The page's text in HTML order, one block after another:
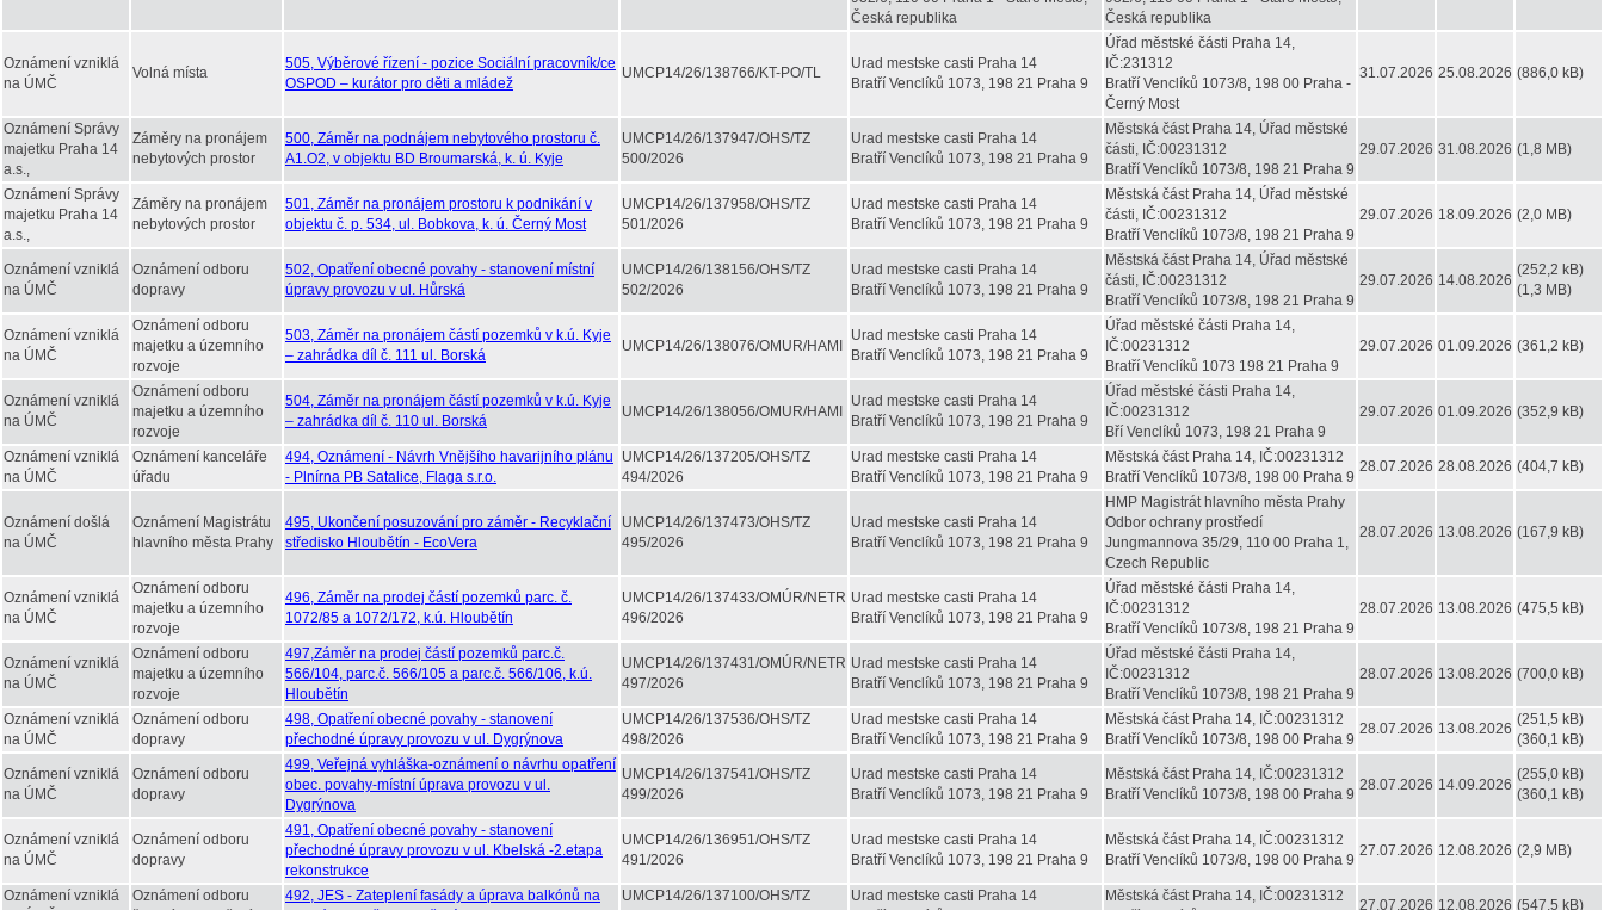
Česká republika
Česká republika
Oznámení vzniklá
na ÚMČ
Volná místa
505, Výběrové řízení - pozice Sociální pracovník/ce
OSPOD – kurátor pro děti a mládež
UMCP14/26/138766/KT-PO/TL
Urad mestske casti Praha 14
Bratří Venclíků 1073, 198 21 Praha 9
Úřad městské části Praha 14,
IČ:231312
Bratří Venclíků 1073/8, 198 00 Praha -
Černý Most
31.07.2026 25.08.2026 (886,0 kB)
Oznámení Správy
majetku Praha 14
a.s.,
Záměry na pronájem
nebytových prostor
500, Záměr na podnájem nebytového prostoru č.
A1.O2, v objektu BD Broumarská, k. ú. Kyje
UMCP14/26/137947/OHS/TZ
500/2026
Urad mestske casti Praha 14
Bratří Venclíků 1073, 198 21 Praha 9
Městská část Praha 14, Úřad městské
části, IČ:00231312
Bratří Venclíků 1073/8, 198 21 Praha 9
29.07.2026 31.08.2026 (1,8 MB)
Oznámení Správy
majetku Praha 14
a.s.,
Záměry na pronájem
nebytových prostor
501, Záměr na pronájem prostoru k podnikání v
objektu č. p. 534, ul. Bobkova, k. ú. Černý Most
UMCP14/26/137958/OHS/TZ
501/2026
Urad mestske casti Praha 14
Bratří Venclíků 1073, 198 21 Praha 9
Městská část Praha 14, Úřad městské
části, IČ:00231312
Bratří Venclíků 1073/8, 198 21 Praha 9
29.07.2026 18.09.2026 (2,0 MB)
Oznámení vzniklá
na ÚMČ
Oznámení odboru
dopravy
502, Opatření obecné povahy - stanovení místní
úpravy provozu v ul. Hůrská
UMCP14/26/138156/OHS/TZ
502/2026
Urad mestske casti Praha 14
Bratří Venclíků 1073, 198 21 Praha 9
Městská část Praha 14, Úřad městské
části, IČ:00231312
Bratří Venclíků 1073/8, 198 21 Praha 9
29.07.2026 14.08.2026
(252,2 kB)
(1,3 MB)
Oznámení vzniklá
na ÚMČ
Oznámení odboru
majetku a územního
rozvoje
503, Záměr na pronájem částí pozemků v k.ú. Kyje
– zahrádka díl č. 111 ul. Borská
UMCP14/26/138076/OMUR/HAMI
Urad mestske casti Praha 14
Bratří Venclíků 1073, 198 21 Praha 9
Úřad městské části Praha 14,
IČ:00231312
Bratří Venclíků 1073 198 21 Praha 9
29.07.2026 01.09.2026 (361,2 kB)
Oznámení vzniklá
na ÚMČ
Oznámení odboru
majetku a územního
rozvoje
504, Záměr na pronájem částí pozemků v k.ú. Kyje
– zahrádka díl č. 110 ul. Borská
UMCP14/26/138056/OMUR/HAMI
Urad mestske casti Praha 14
Bratří Venclíků 1073, 198 21 Praha 9
Úřad městské části Praha 14,
IČ:00231312
Bří Venclíků 1073, 198 21 Praha 9
29.07.2026 01.09.2026 (352,9 kB)
Oznámení vzniklá
na ÚMČ
Oznámení kanceláře
úřadu
494, Oznámení - Návrh Vnějšího havarijního plánu
- Plnírna PB Satalice, Flaga s.r.o.
UMCP14/26/137205/OHS/TZ
494/2026
Urad mestske casti Praha 14
Bratří Venclíků 1073, 198 21 Praha 9
Městská část Praha 14, IČ:00231312
Bratří Venclíků 1073/8, 198 00 Praha 9
28.07.2026 28.08.2026 (404,7 kB)
Oznámení došlá
na ÚMČ
Oznámení Magistrátu
hlavního města Prahy
495, Ukončení posuzování pro záměr - Recyklační
středisko Hloubětín - EcoVera
UMCP14/26/137473/OHS/TZ
495/2026
Urad mestske casti Praha 14
Bratří Venclíků 1073, 198 21 Praha 9
HMP Magistrát hlavního města Prahy
Odbor ochrany prostředí
Jungmannova 35/29, 110 00 Praha 1,
Czech Republic
28.07.2026 13.08.2026 (167,9 kB)
Oznámení vzniklá
na ÚMČ
Oznámení odboru
majetku a územního
rozvoje
496, Záměr na prodej částí pozemků parc. č.
1072/85 a 1072/172, k.ú. Hloubětín
UMCP14/26/137433/OMÚR/NETR
496/2026
Urad mestske casti Praha 14
Bratří Venclíků 1073, 198 21 Praha 9
Úřad městské části Praha 14,
IČ:00231312
Bratří Venclíků 1073/8, 198 21 Praha 9
28.07.2026 13.08.2026 (475,5 kB)
Oznámení vzniklá
na ÚMČ
Oznámení odboru
majetku a územního
rozvoje
497,Záměr na prodej částí pozemků parc.č.
566/104, parc.č. 566/105 a parc.č. 566/106, k.ú.
Hloubětín
UMCP14/26/137431/OMÚR/NETR
497/2026
Urad mestske casti Praha 14
Bratří Venclíků 1073, 198 21 Praha 9
Úřad městské části Praha 14,
IČ:00231312
Bratří Venclíků 1073/8, 198 21 Praha 9
28.07.2026 13.08.2026 (700,0 kB)
Oznámení vzniklá
na ÚMČ
Oznámení odboru
dopravy
498, Opatření obecné povahy - stanovení
přechodné úpravy provozu v ul. Dygrýnova
UMCP14/26/137536/OHS/TZ
498/2026
Urad mestske casti Praha 14
Bratří Venclíků 1073, 198 21 Praha 9
Městská část Praha 14, IČ:00231312
Bratří Venclíků 1073/8, 198 00 Praha 9
28.07.2026 13.08.2026
(251,5 kB)
(360,1 kB)
Oznámení vzniklá
na ÚMČ
Oznámení odboru
dopravy
499, Veřejná vyhláška-oznámení o návrhu opatření
obec. povahy-místní úprava provozu v ul.
Dygrýnova
UMCP14/26/137541/OHS/TZ
499/2026
Urad mestske casti Praha 14
Bratří Venclíků 1073, 198 21 Praha 9
Městská část Praha 14, IČ:00231312
Bratří Venclíků 1073/8, 198 00 Praha 9
28.07.2026 14.09.2026
(255,0 kB)
(360,1 kB)
Oznámení vzniklá
na ÚMČ
Oznámení odboru
dopravy
491, Opatření obecné povahy - stanovení
přechodné úpravy provozu v ul. Kbelská -2.etapa
rekonstrukce
UMCP14/26/136951/OHS/TZ
491/2026
Urad mestske casti Praha 14
Bratří Venclíků 1073, 198 21 Praha 9
Městská část Praha 14, IČ:00231312
Bratří Venclíků 1073/8, 198 00 Praha 9
27.07.2026 12.08.2026 (2,9 MB)
Oznámení vzniklá
Oznámení odboru
492, JES - Zateplení fasády a úprava balkónů na
UMCP14/26/137100/OHS/TZ
Urad mestske casti Praha 14
Městská část Praha 14, IČ:00231312
27.07.2026 12.08.2026 (547,5 kB)